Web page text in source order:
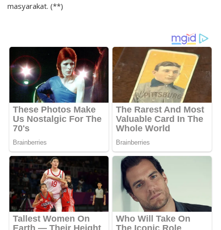
masyarakat. (**)